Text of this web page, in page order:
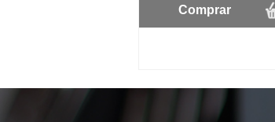
Comprar